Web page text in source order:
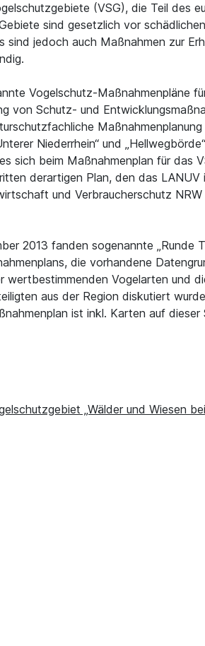
(VSG), die Teil des
sind gesetzlich vor
jedoch auch Maßnahmen zur
Vogelschutz-Maßnahmenpläne
von Schutz- und
Niederrhein“ und
sich beim Maßnahmenplan für das
derartigen Plan, den das LANUV
und Verbraucherschutz NRW
2013 fanden sogenannte „Runde
die vorhandene
wertbestimmenden Vogelarten und
aus der Region diskutiert
ist inkl. Karten auf dieser
„Wälder und Wiesen